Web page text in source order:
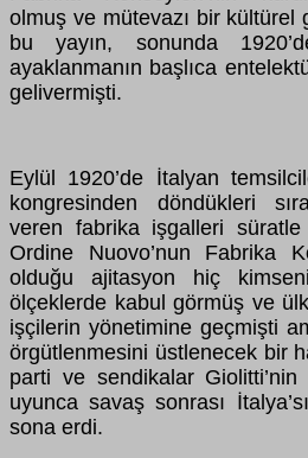
olmuş ve mütevazı bir kültürel
bu yayın, sonunda
ayaklanmanın başlıca
gelivermişti.
Eylül 1920’de İtalyan
kongresinden döndükleri
veren fabrika işgalleri süratle
Ordine Nuovo’nun Fabrika
olduğu ajitasyon hiç
ölçeklerde kabul görmüş ve
işçilerin yönetimine geçmişti
örgütlenmesini üstlenecek bir
parti ve sendikalar Giolitti’nin
uyunca savaş sonrası
sona erdi.